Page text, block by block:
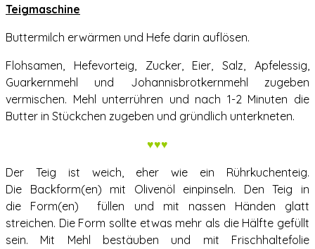
Teigmaschine
Buttermilch erwärmen und Hefe darin auflösen.
Flohsamen, Hefevorteig, Zucker, Eier, Salz, Apfelessig,
Guarkernmehl und Johannisbrotkernmehl zugeben
vermischen. Mehl unterrühren und nach 1-2 Minuten die
Butter in Stückchen zugeben und gründlich unterkneten.
♥♥♥
Der Teig ist weich, eher wie ein Rührkuchenteig.
Die Backform(en) mit Olivenöl einpinseln. Den Teig in
die Form(en) füllen und mit nassen Händen glatt
streichen. Die Form sollte etwas mehr als die Hälfte gefüllt
sein. Mit Mehl bestäuben und mit Frischhaltefolie